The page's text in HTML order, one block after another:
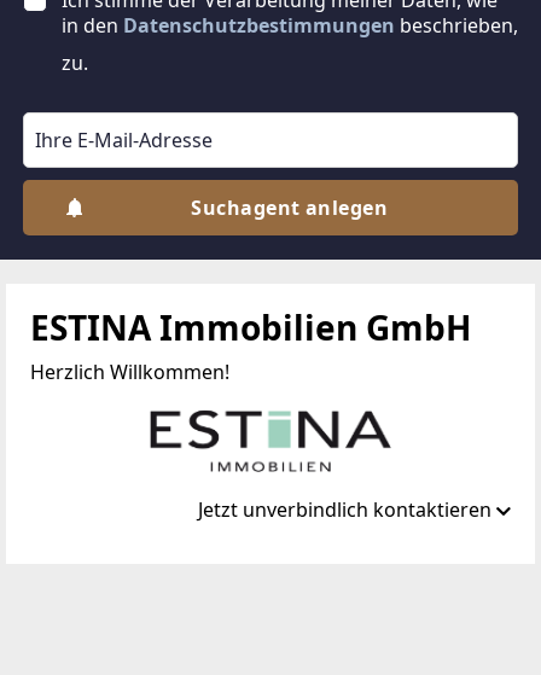
in den Datenschutzbestimmungen beschrieben,
zu.
Suchagent anlegen
ESTINA Immobilien GmbH
Herzlich Willkommen!
Jetzt unverbindlich kontaktieren